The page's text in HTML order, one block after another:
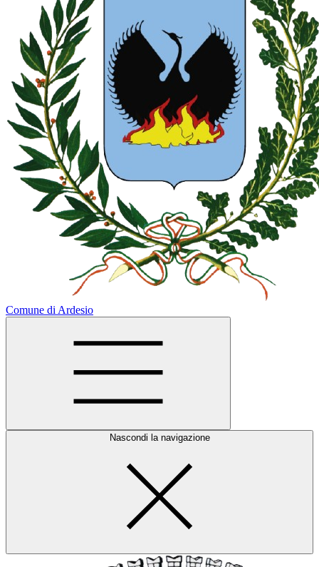
Comune di Ardesio
Nascondi la navigazione